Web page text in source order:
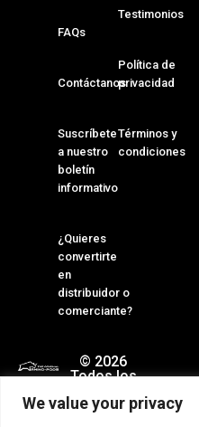
We value your privacy
FAQs
Contáctanos
Suscríbete
a nuestro
boletín
informativo
¿Quieres
convertirte
en
distribuidor o
comerciante?
Testimonios
Política de
privacidad
Términos y
condiciones
© 2026
Todos los
reservados